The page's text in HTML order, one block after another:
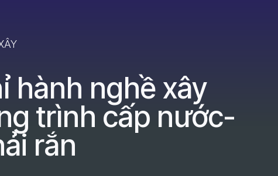
hành nghề xây
trình cấp nước-
rắn